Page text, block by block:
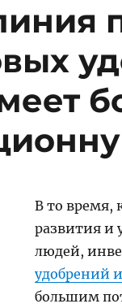
В то время,
развития и
людей,
удобрений
большим